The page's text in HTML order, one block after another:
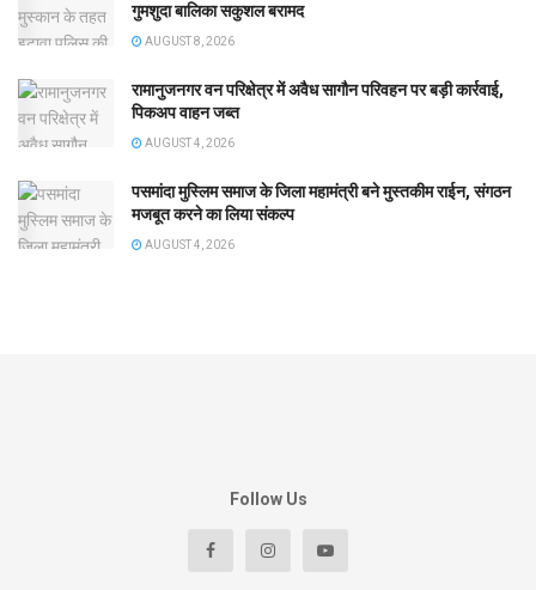
गुमशुदा बालिका सकुशल बरामद
AUGUST 8, 2026
रामानुजनगर वन परिक्षेत्र में अवैध सागौन परिवहन पर बड़ी कार्रवाई,
पिकअप वाहन जब्त
AUGUST 4, 2026
पसमांदा मुस्लिम समाज के जिला महामंत्री बने मुस्तकीम राईन, संगठन
मजबूत करने का लिया संकल्प
AUGUST 4, 2026
Follow Us